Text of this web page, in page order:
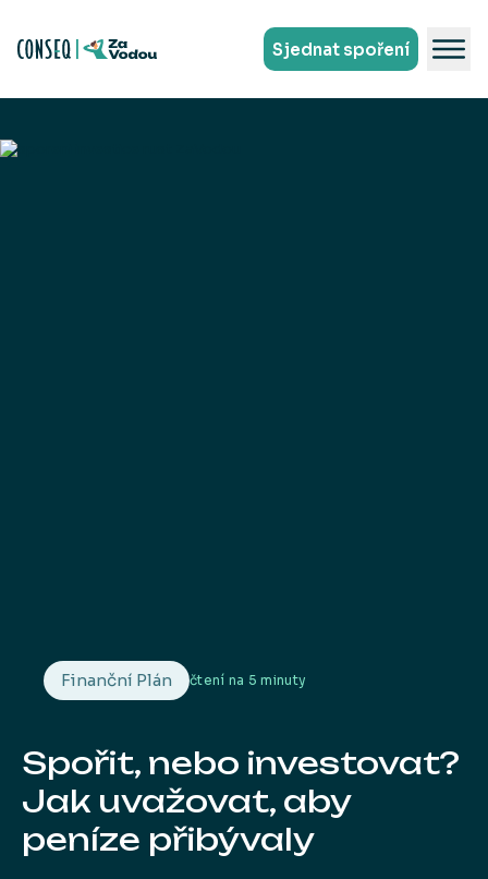
Sjednat spoření
Finanční Plán čtení na 5 minuty
Spořit, nebo investovat?
Jak uvažovat, aby
peníze přibývaly